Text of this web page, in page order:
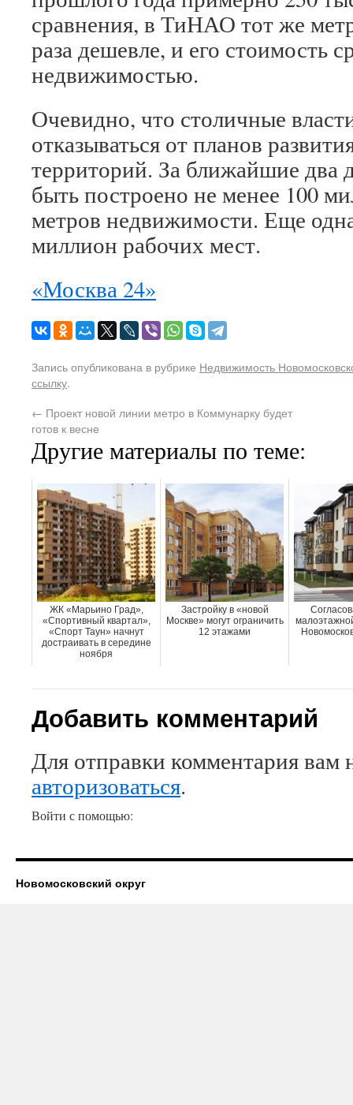
сравнения, в ТиНАО тот же
раза дешевле, и его стоимость
недвижимостью.
Очевидно, что столичные
отказываться от планов
территорий. За ближайшие два
быть построено не менее 100
метров недвижимости. Еще одна
миллион рабочих мест.
«Москва 24»
Запись опубликована в рубрике Недвижимость
ссылку.
← Проект новой линии метро в Коммунарку будет
готов к весне
Другие материалы по теме:
ЖК «Марьино Град»,
«Спортивный квартал»,
«Спорт Таун» начнут
достраивать в середине
ноября
Застройку в «новой
Москве» могут ограничить
12 этажами
Добавить комментарий
Для отправки комментария вам
авторизоваться.
Войти с помощью:
Новомосковский округ